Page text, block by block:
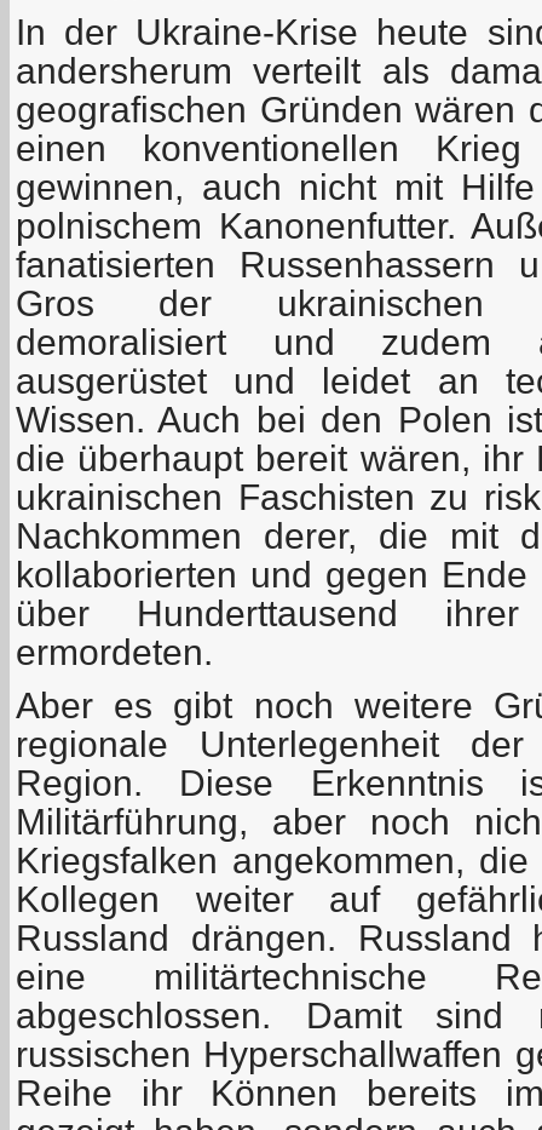
In der Ukraine-Krise heute
andersherum verteilt als
geografischen Gründen wären
einen konventionellen
gewinnen, auch nicht mit
polnischem Kanonenfutter.
fanatisierten Russenhassern
Gros der ukrainischen
demoralisiert und zudem
ausgerüstet und leidet an
Wissen. Auch bei den Polen
die überhaupt bereit wären,
ukrainischen Faschisten zu
Nachkommen derer, die mit
kollaborierten und gegen
über Hunderttausend
ermordeten.
Aber es gibt noch weitere
regionale Unterlegenheit
Region. Diese
Militärführung, aber noch
Kriegsfalken angekommen,
Kollegen weiter auf
Russland drängen. Russland
eine militärtechnische
abgeschlossen. Damit
russischen Hyperschallwaffen
Reihe ihr Können bereits